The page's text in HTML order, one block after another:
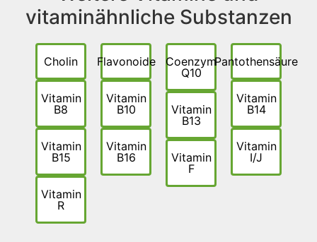
vitaminähnliche Substanzen
Cholin
Vitamin
B8
Vitamin
B15
Vitamin
R
Flavonoide
Vitamin
B10
Vitamin
B16
Coenzym
Q10
Vitamin
B13
Vitamin
F
Pantothensäure
Vitamin
B14
Vitamin
I/J